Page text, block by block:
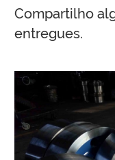
Compartilho
entregues.